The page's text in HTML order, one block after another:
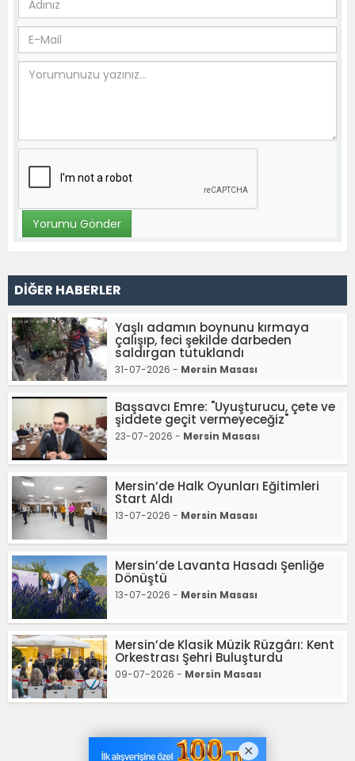
DİĞER HABERLER
Yaşlı adamın boynunu kırmaya
çalışıp, feci şekilde darbeden
saldırgan tutuklandı
31-07-2026 - Mersin Masası
Başsavcı Emre: "Uyuşturucu, çete ve
şiddete geçit vermeyeceğiz"
23-07-2026 - Mersin Masası
Mersin’de Halk Oyunları Eğitimleri
Start Aldı
13-07-2026 - Mersin Masası
Mersin’de Lavanta Hasadı Şenliğe
Dönüştü
13-07-2026 - Mersin Masası
Mersin’de Klasik Müzik Rüzgârı: Kent
Orkestrası Şehri Buluşturdu
09-07-2026 - Mersin Masası